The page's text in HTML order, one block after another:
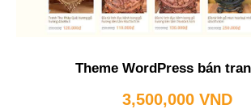
Theme WordPress bán
3,500,000 VND